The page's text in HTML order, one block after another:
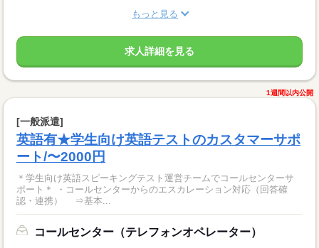
もっと見る
求人詳細を見る
1週間以内公開
[一般派遣]
英語有★学生向け英語テストのカスタマーサポ
ート/〜2000円
＊学生向け英語スピーキングテスト運営チームでコールセンターサ
ポート＊ ・コールセンターからのエスカレーション対応（回答確
認・連携） ⇒基本...
コールセンター（テレフォンオペレーター）